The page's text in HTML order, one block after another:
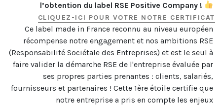
l’obtention du label RSE Positive Company !
CLIQUEZ-ICI POUR VOTRE NOTRE CERTIFICAT
Ce label made in France reconnu au niveau européen
récompense notre engagement et nos ambitions RSE
(Responsabilité Sociétale des Entreprises) et est le seul à
faire valider la démarche RSE de l'entreprise évaluée par
ses propres parties prenantes : clients, salariés,
fournisseurs et partenaires ! Cette 1ère étoile certifie que
notre entreprise a pris en compte les enjeux